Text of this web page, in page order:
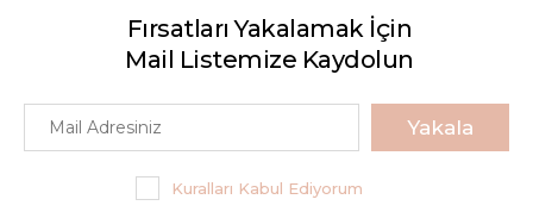
Fırsatları Yakalamak İçin
Mail Listemize Kaydolun
Yakala
Kuralları Kabul Ediyorum